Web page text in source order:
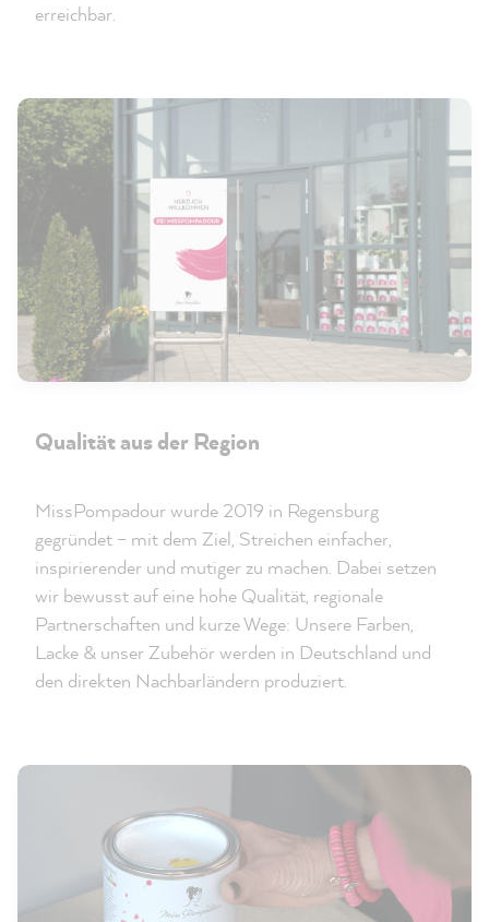
erreichbar.
Qualität aus der Region
MissPompadour wurde 2019 in Regensburg
gegründet – mit dem Ziel, Streichen einfacher,
inspirierender und mutiger zu machen. Dabei setzen
wir bewusst auf eine hohe Qualität, regionale
Partnerschaften und kurze Wege: Unsere Farben,
Lacke & unser Zubehör werden in Deutschland und
den direkten Nachbarländern produziert.